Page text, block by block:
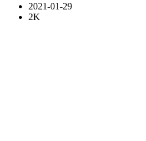
2021-01-29
2K